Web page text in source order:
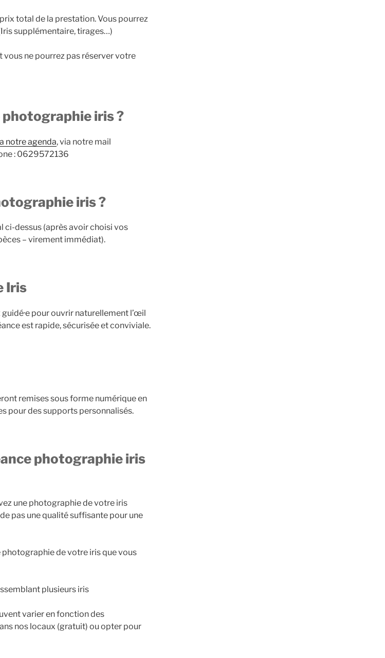
total de la prestation. Vous pourrez
supplémentaire, tirages…)
vous ne pourrez pas réserver votre
iris ?
notre agenda, via notre mail
: 0629572136
iris ?
ci-dessus (après avoir choisi vos
– virement immédiat).
Iris
pour ouvrir naturellement l’œil
est rapide, sécurisée et conviviale.
remises sous forme numérique en
pour des supports personnalisés.
photographie iris
une photographie de votre iris
pas une qualité suffisante pour une
photographie de votre iris que vous
plusieurs iris
varier en fonction des
nos locaux (gratuit) ou opter pour